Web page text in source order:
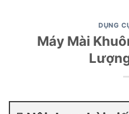
DỤNG
Máy Mài